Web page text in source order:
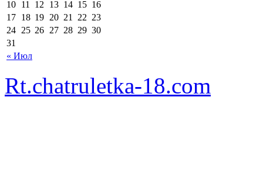
« Июл
10 11 12 13 14 15 16
17 18 19 20 21 22 23
24 25 26 27 28 29 30
31
Rt.chatruletka-18.com